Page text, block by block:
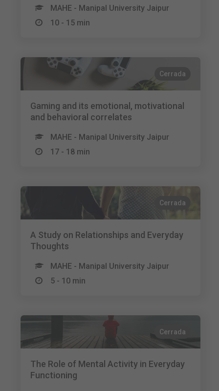
MAHE - Manipal University Jaipur
10 - 15 min
Cerrada
Gaming and its emotional, motivational
and behavioral correlates
MAHE - Manipal University Jaipur
17 - 18 min
Cerrada
A Study on Relationships and Everyday
Thoughts
MAHE - Manipal University Jaipur
5 - 10 min
Cerrada
The Role of Mental Activity in Everyday
Functioning